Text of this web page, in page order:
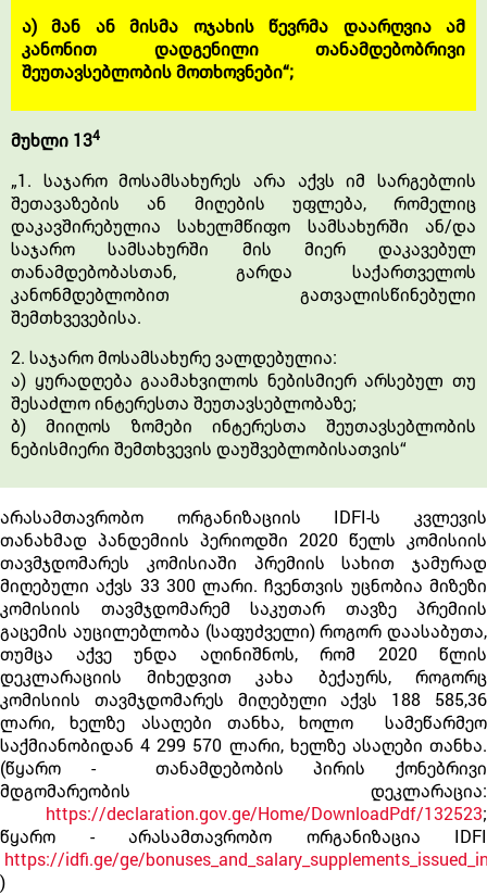
ა) მან ან მისმა ოჯახის წევრმა დაარღვია ამ
კანონით დადგენილი თანამდებობრივი
შეუთავსებლობის მოთხოვნები“;
მუხლი 134
„1. საჯარო მოსამსახურეს არა აქვს იმ სარგებლის
შეთავაზების ან მიღების უფლება, რომელიც
დაკავშირებულია სახელმწიფო სამსახურში ან/და
საჯარო სამსახურში მის მიერ დაკავებულ
თანამდებობასთან, გარდა საქართველოს
კანონმდებლობით გათვალისწინებული
შემთხვევებისა.
2. საჯარო მოსამსახურე ვალდებულია:
ა) ყურადღება გაამახვილოს ნებისმიერ არსებულ თუ
შესაძლო ინტერესთა შეუთავსებლობაზე;
ბ) მიიღოს ზომები ინტერესთა შეუთავსებლობის
ნებისმიერი შემთხვევის დაუშვებლობისათვის“
არასამთავრობო ორგანიზაციის IDFI-ს კვლევის
თანახმად პანდემიის პერიოდში 2020 წელს კომისიის
თავმჯდომარეს კომისიაში პრემიის სახით ჯამურად
მიღებული აქვს 33 300 ლარი. ჩვენთვის უცნობია მიზეზი
კომისიის თავმჯდომარემ საკუთარ თავზე პრემიის
გაცემის აუცილებლობა (საფუძველი) როგორ დაასაბუთა,
თუმცა აქვე უნდა აღინიშნოს, რომ 2020 წლის
დეკლარაციის მიხედვით კახა ბექაურს, როგორც
კომისიის თავმჯდომარეს მიღებული აქვს 188 585,36
ლარი, ხელზე ასაღები თანხა, ხოლო სამეწარმეო
საქმიანობიდან 4 299 570 ლარი, ხელზე ასაღები თანხა.
(წყარო - თანამდებობის პირის ქონებრივი
მდგომარეობის დეკლარაცია:
https://declaration.gov.ge/Home/DownloadPdf/132523;
წყარო - არასამთავრობო ორგანიზაცია IDFI
https://idfi.ge/ge/
)